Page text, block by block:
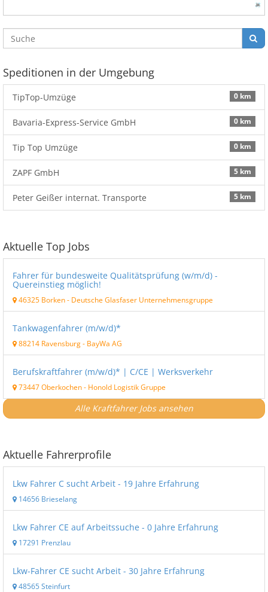
Speditionen in der Umgebung
0 km
TipTop-Umzüge
0 km
Bavaria-Express-Service GmbH
0 km
Tip Top Umzüge
5 km
ZAPF GmbH
5 km
Peter Geißer internat. Transporte
Aktuelle Top Jobs
Fahrer für bundesweite Qualitätsprüfung (w/m/d) -
Quereinstieg möglich!
46325 Borken- Deutsche Glasfaser Unternehmensgruppe
Tankwagenfahrer (m/w/d)*
88214 Ravensburg- BayWa AG
Berufskraftfahrer (m/w/d)* | C/CE | Werksverkehr
73447 Oberkochen- Honold Logistik Gruppe
Alle Kraftfahrer Jobs ansehen
Aktuelle Fahrerprofile
Lkw Fahrer C sucht Arbeit - 19 Jahre Erfahrung
14656 Brieselang
Lkw Fahrer CE auf Arbeitssuche - 0 Jahre Erfahrung
17291 Prenzlau
Lkw-Fahrer CE sucht Arbeit - 30 Jahre Erfahrung
48565 Steinfurt